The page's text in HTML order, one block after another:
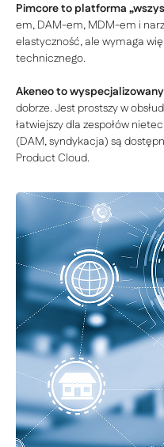
Pimcore to platforma
em, DAM-em, MDM-em i
elastyczność, ale wymaga
technicznego.
Akeneo to
dobrze. Jest prostszy w
łatwiejszy dla zespołów
(DAM, syndykacja) są
Product Cloud.